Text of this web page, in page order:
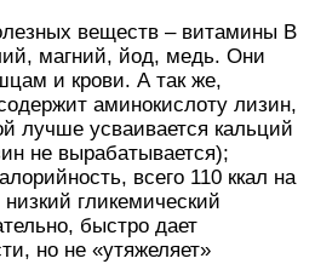
веществ – витамины В
магний, йод, медь. Они
и крови. А так же,
аминокислоту лизин,
лучше усваивается кальций
не вырабатывается);
всего 110 ккал на
низкий гликемический
быстро дает
но не «утяжеляет»